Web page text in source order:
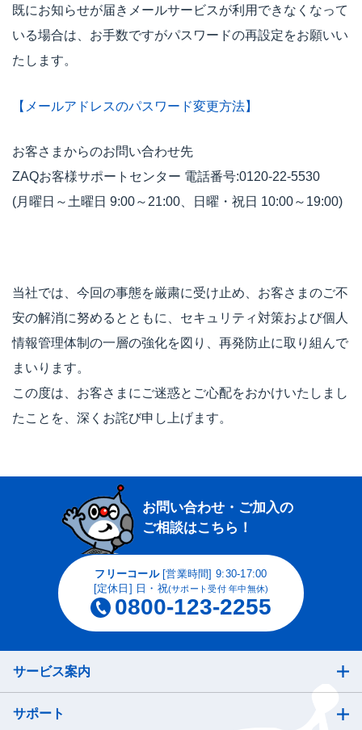
既にお知らせが届きメールサービスが利用できなくなって
いる場合は、お手数ですがパスワードの再設定をお願いい
たします。
【メールアドレスのパスワード変更方法】
お客さまからのお問い合わせ先
ZAQお客様サポートセンター 電話番号:0120-22-5530
(月曜日～土曜日 9:00～21:00、日曜・祝日 10:00～19:00)
当社では、今回の事態を厳粛に受け止め、お客さまのご不
安の解消に努めるとともに、セキュリティ対策および個人
情報管理体制の一層の強化を図り、再発防止に取り組んで
まいります。
この度は、お客さまにご迷惑とご心配をおかけいたしまし
たことを、深くお詫び申し上げます。
お問い合わせ・ご加入の
ご相談はこちら！
フリーコール[営業時間] 9:30-17:00
[定休日] 日・祝(サポート受付 年中無休)
0800-123-2255
サービス案内
サポート